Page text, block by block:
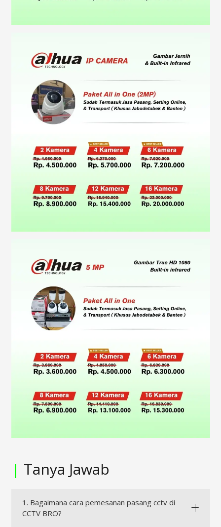
| Tanya Jawab
1. Bagaimana cara pemesanan pasang cctv di
CCTV BRO?